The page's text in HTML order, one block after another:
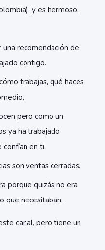
y es hermoso,
recomendación de
contigo.
trabajas, qué haces
pero como un
ya ha trabajado
confían en ti.
son ventas cerradas.
porque quizás no era
que necesitaban.
canal, pero tiene un